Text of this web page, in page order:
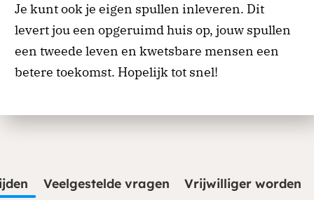
Je kunt ook je eigen spullen inleveren. Dit
levert jou een opgeruimd huis op, jouw spullen
een tweede leven en kwetsbare mensen een
betere toekomst. Hopelijk tot snel!
Veelgestelde vragen Vrijwilliger worden